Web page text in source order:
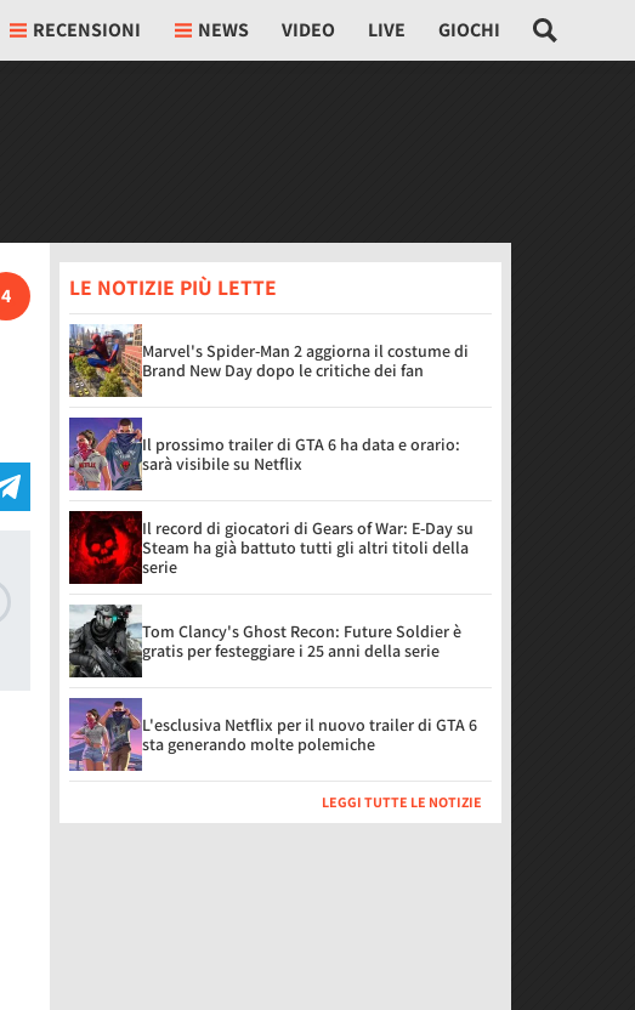
RECENSIONI NEWS VIDEO LIVE GIOCHI
4 LE NOTIZIE PIÙ LETTE
Marvel's Spider-Man 2 aggiorna il costume di
Brand New Day dopo le critiche dei fan
Il prossimo trailer di GTA 6 ha data e orario:
sarà visibile su Netflix
Il record di giocatori di Gears of War: E-Day su
Steam ha già battuto tutti gli altri titoli della
serie
Tom Clancy's Ghost Recon: Future Soldier è
gratis per festeggiare i 25 anni della serie
L'esclusiva Netflix per il nuovo trailer di GTA 6
sta generando molte polemiche
LEGGI TUTTE LE NOTIZIE